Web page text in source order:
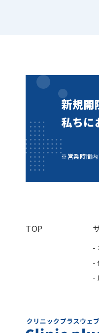
新規開
私ちに
※営業時間内
TOP
-
-
-